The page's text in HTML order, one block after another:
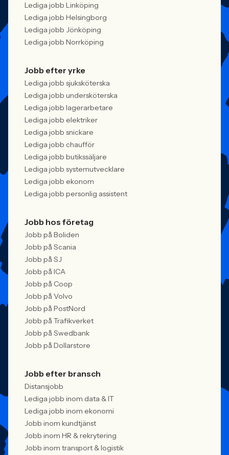
Lediga jobb Linköping
Lediga jobb Helsingborg
Lediga jobb Jönköping
Lediga jobb Norrköping
Jobb efter yrke
Lediga jobb sjuksköterska
Lediga jobb undersköterska
Lediga jobb lagerarbetare
Lediga jobb elektriker
Lediga jobb snickare
Lediga jobb chaufför
Lediga jobb butikssäljare
Lediga jobb systemutvecklare
Lediga jobb ekonom
Lediga jobb personlig assistent
Jobb hos företag
Jobb på Boliden
Jobb på Scania
Jobb på SJ
Jobb på ICA
Jobb på Coop
Jobb på Volvo
Jobb på PostNord
Jobb på Trafikverket
Jobb på Swedbank
Jobb på Dollarstore
Jobb efter bransch
Distansjobb
Lediga jobb inom data & IT
Lediga jobb inom ekonomi
Jobb inom kundtjänst
Jobb inom HR & rekrytering
Jobb inom transport & logistik